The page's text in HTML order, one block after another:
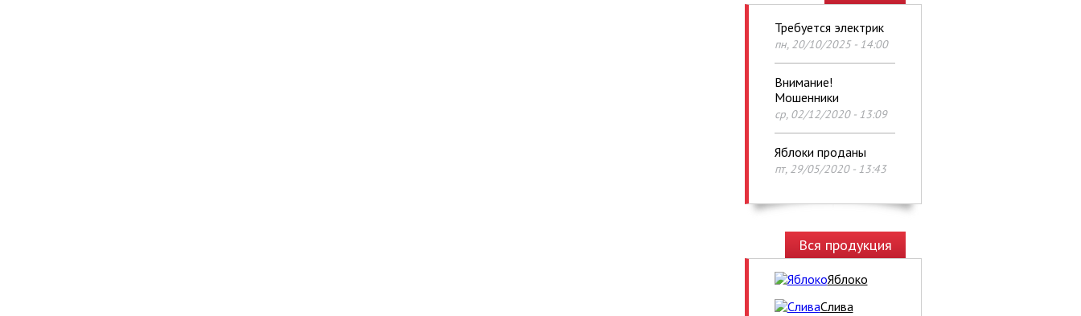
Требуется электрик
пн, 20/10/2025 - 14:00
Внимание!
Мошенники
ср, 02/12/2020 - 13:09
Яблоки проданы
пт, 29/05/2020 - 13:43
Вся продукция
Яблоко
Слива